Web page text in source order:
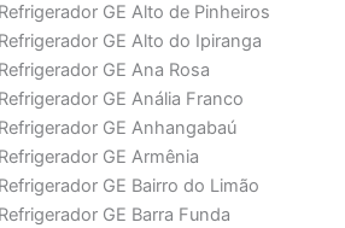
GE Alto de Pinheiros
GE Alto do Ipiranga
GE Ana Rosa
GE Anália Franco
GE Anhangabaú
GE Armênia
GE Bairro do Limão
GE Barra Funda